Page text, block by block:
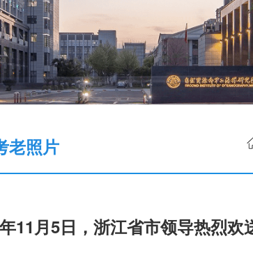
老照片
11月5日，浙江省市领导热烈欢